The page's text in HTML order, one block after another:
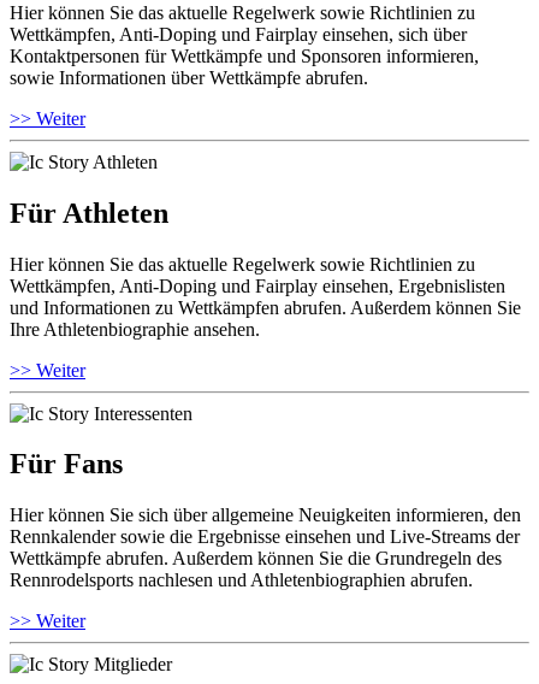
Hier können Sie das aktuelle Regelwerk sowie Richtlinien zu
Wettkämpfen, Anti-Doping und Fairplay einsehen, sich über
Kontaktpersonen für Wettkämpfe und Sponsoren informieren,
sowie Informationen über Wettkämpfe abrufen.
>> Weiter
Für Athleten
Hier können Sie das aktuelle Regelwerk sowie Richtlinien zu
Wettkämpfen, Anti-Doping und Fairplay einsehen, Ergebnislisten
und Informationen zu Wettkämpfen abrufen. Außerdem können Sie
Ihre Athletenbiographie ansehen.
>> Weiter
Für Fans
Hier können Sie sich über allgemeine Neuigkeiten informieren, den
Rennkalender sowie die Ergebnisse einsehen und Live-Streams der
Wettkämpfe abrufen. Außerdem können Sie die Grundregeln des
Rennrodelsports nachlesen und Athletenbiographien abrufen.
>> Weiter